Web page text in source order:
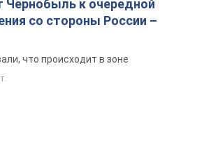
Чернобыль к очередной
со стороны России –
что происходит в зоне